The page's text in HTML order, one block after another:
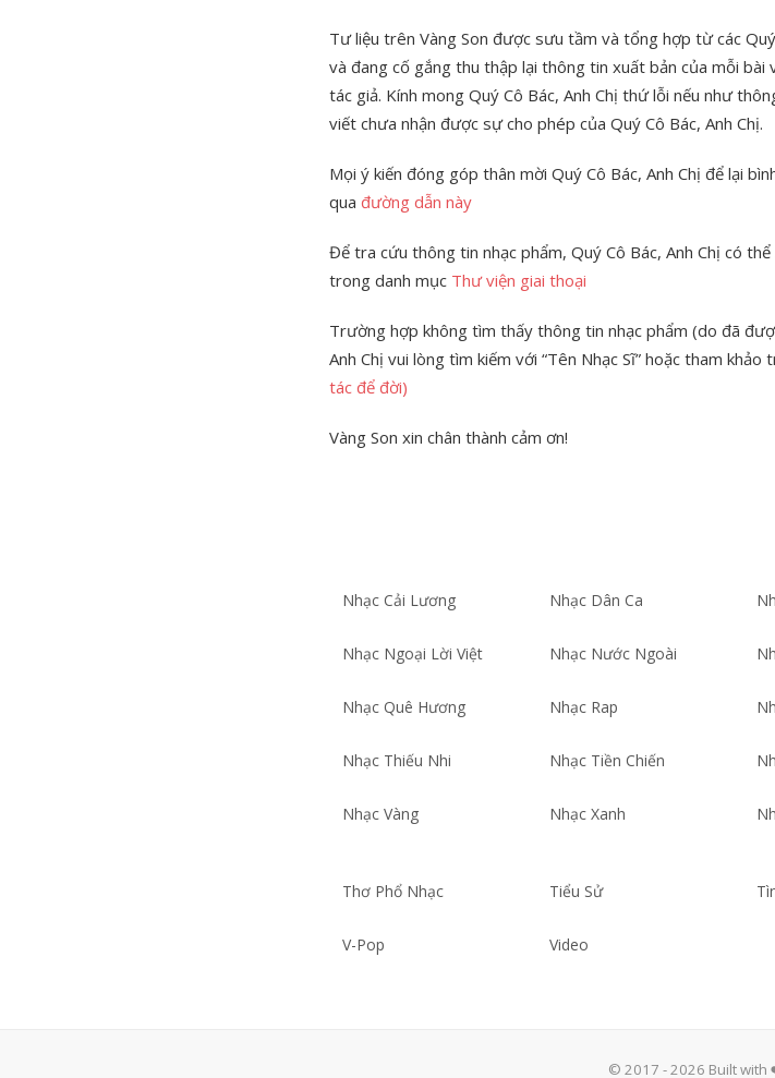
Tư liệu trên Vàng Son được sưu tầm và tổng hợp từ các
và đang cố gắng thu thập lại thông tin xuất bản của mỗi
tác giả. Kính mong Quý Cô Bác, Anh Chị thứ lỗi nếu như
viết chưa nhận được sự cho phép của Quý Cô Bác, Anh Chị.
Mọi ý kiến đóng góp thân mời Quý Cô Bác, Anh Chị để lại
qua đường dẫn này
Để tra cứu thông tin nhạc phẩm, Quý Cô Bác, Anh Chị có
trong danh mục Thư viện giai thoại
Trường hợp không tìm thấy thông tin nhạc phẩm (do đã
Anh Chị vui lòng tìm kiếm với “Tên Nhạc Sĩ” hoặc tham khảo
tác để đời)
Vàng Son xin chân thành cảm ơn!
Nhạc Cải Lương Nhạc Dân Ca
Nhạc Ngoại Lời Việt Nhạc Nước Ngoài
Nhạc Quê Hương Nhạc Rap
Nhạc Thiếu Nhi Nhạc Tiền Chiến
Nhạc Vàng Nhạc Xanh
Thơ Phổ Nhạc Tiểu Sử
V-Pop Video
© 2017 - 2026 Built with